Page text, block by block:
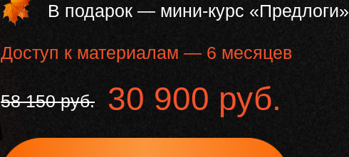
58 150 руб. 30 900 руб.
Доступ к материалам — 6 месяцев
В подарок — мини-курс «Предлоги»